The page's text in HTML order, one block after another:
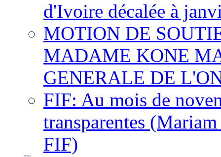
d'Ivoire décalée à
MOTION DE
MADAME KONE
GENERALE DE
FIF: Au mois de
transparentes
FIF)